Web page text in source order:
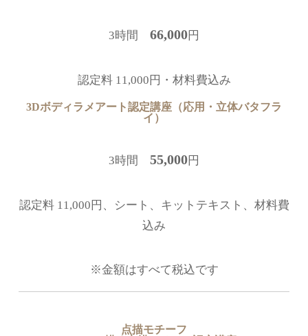
3時間 66,000円
認定料 11,000円・材料費込み
3Dボディラメアート認定講座（応用・立体バタフラ
イ）
3時間 55,000円
認定料 11,000円、シート、キットテキスト、材料費
込み
※金額はすべて税込です
点描モチーフ